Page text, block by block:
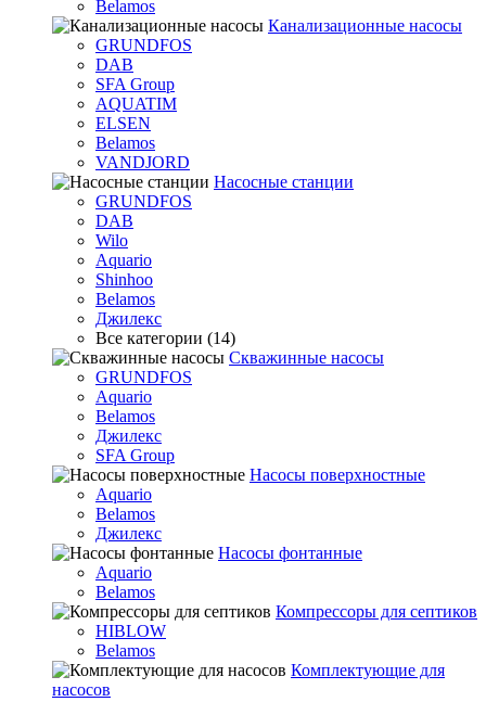
Belamos
Канализационные насосы
GRUNDFOS
DAB
SFA Group
AQUATIM
ELSEN
Belamos
VANDJORD
Насосные станции
GRUNDFOS
DAB
Wilo
Aquario
Shinhoo
Belamos
Джилекс
Все категории (14)
Скважинные насосы
GRUNDFOS
Aquario
Belamos
Джилекс
SFA Group
Насосы поверхностные
Aquario
Belamos
Джилекс
Насосы фонтанные
Aquario
Belamos
Компрессоры для септиков
HIBLOW
Belamos
Комплектующие для
насосов